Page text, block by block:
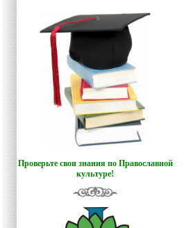
Проверьте свои знания по Православной
культуре!